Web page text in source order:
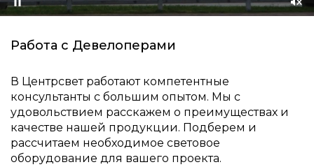
Приостановить Со
Работа с Девелоперами
В Центрсвет работают компетентные
консультанты с большим опытом. Мы с
удовольствием расскажем о преимуществах и
качестве нашей продукции. Подберем и
рассчитаем необходимое световое
оборудование для вашего проекта.